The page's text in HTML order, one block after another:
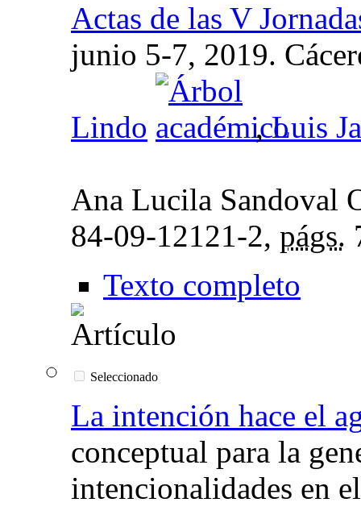
Actas de las V
junio 5-7, 2019.
Lindo ,Luis
Ana Lucila Sandoval
84-09-12121-2, págs.
Texto completo
Seleccionado
La intención hace el
conceptual para la
intencionalidades en